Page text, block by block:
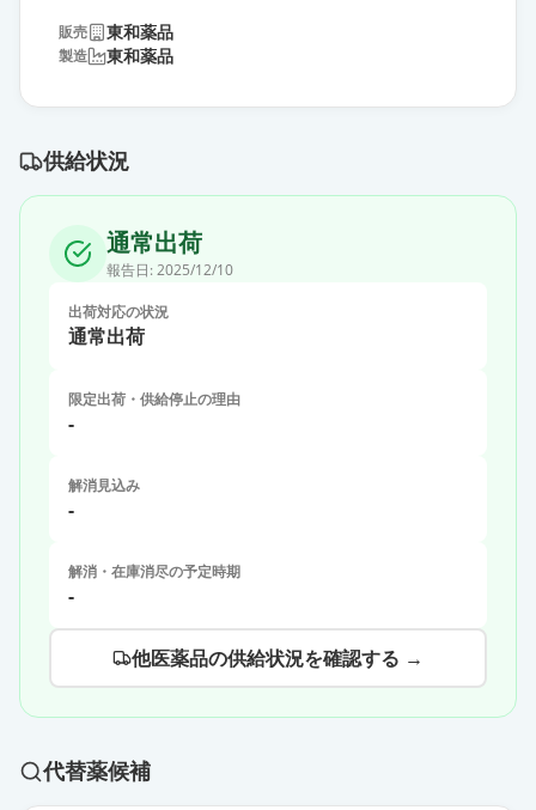
販売 東和薬品
製造 東和薬品
供給状況
通常出荷
報告日: 2025/12/10
出荷対応の状況
通常出荷
限定出荷・供給停止の理由
-
解消見込み
-
解消・在庫消尽の予定時期
-
他医薬品の供給状況を確認する →
代替薬候補